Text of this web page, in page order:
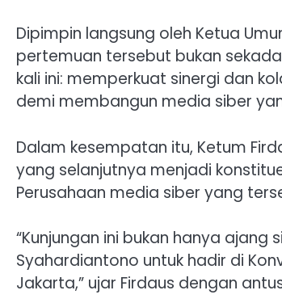
Dipimpin langsung oleh Ketua
pertemuan tersebut bukan
kali ini: memperkuat sinergi dan
demi membangun media siber
Dalam kesempatan itu, Ketum
yang selanjutnya menjadi
Perusahaan media siber yang
“Kunjungan ini bukan hanya
Syahardiantono untuk hadir di
Jakarta,” ujar Firdaus dengan